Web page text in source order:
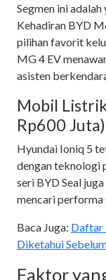
Segmen ini
Kehadiran BYD
pilihan favorit
MG 4 EV
asisten
Mobil
Rp600 Juta)
Hyundai Ioniq 5
dengan teknologi
seri BYD Seal
mencari performa
Baca Juga: Daftar
Diketahui
Faktor